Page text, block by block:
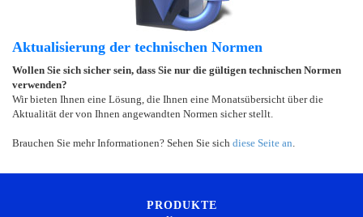
Aktualisierung der technischen Normen
Wollen Sie sich sicher sein, dass Sie nur die gültigen technischen Normen
verwenden?
Wir bieten Ihnen eine Lösung, die Ihnen eine Monatsübersicht über die
Aktualität der von Ihnen angewandten Normen sicher stellt.
Brauchen Sie mehr Informationen? Sehen Sie sich diese Seite an
PRODUKTE